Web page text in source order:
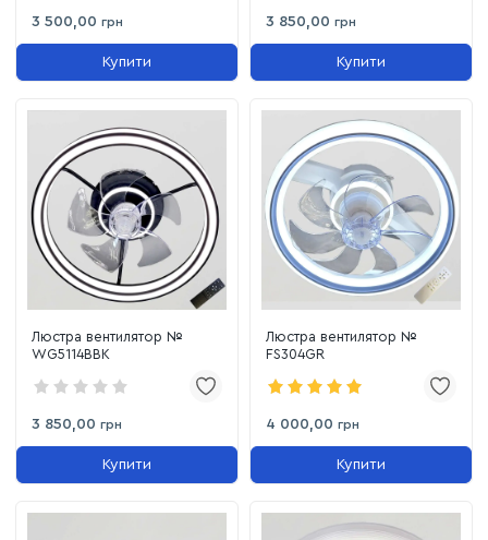
3 500,00 грн
Купити
3 850,00 грн
Купити
Люстра вентилятор №
WG5114BBK
3 850,00 грн
Купити
Люстра вентилятор №
FS304GR
4 000,00 грн
Купити